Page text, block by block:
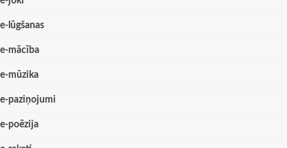
e-lūgšanas
e-mācība
e-mūzika
e-paziņojumi
e-poēzija